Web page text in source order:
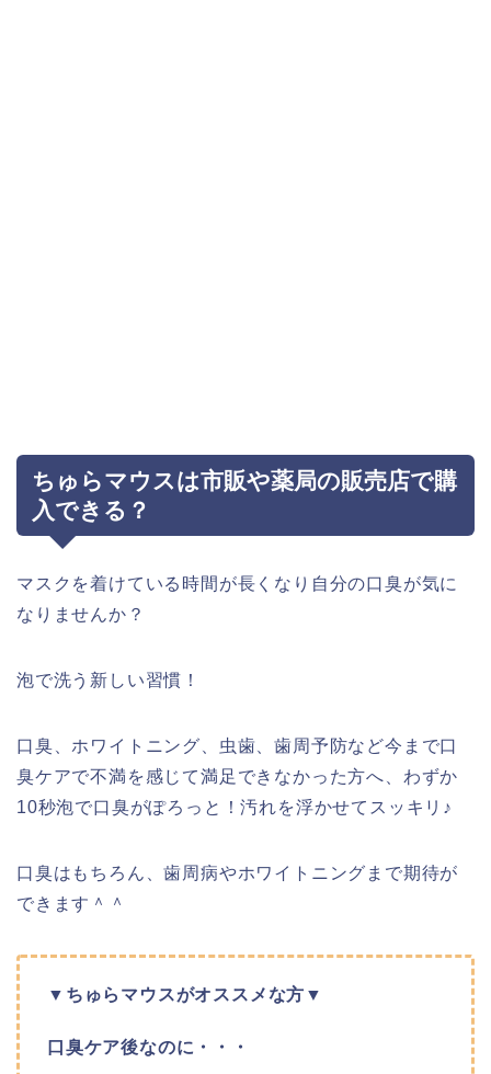
ちゅらマウスは市販や薬局の販売店で購
入できる？
マスクを着けている時間が長くなり自分の口臭が気に
なりませんか？
泡で洗う新しい習慣！
口臭、ホワイトニング、虫歯、歯周予防など今まで口
臭ケアで不満を感じて満足できなかった方へ、わずか
10秒泡で口臭がぽろっと！汚れを浮かせてスッキリ♪
口臭はもちろん、歯周病やホワイトニングまで期待が
できます＾＾
▼ちゅらマウスがオススメな方▼
口臭ケア後なのに・・・